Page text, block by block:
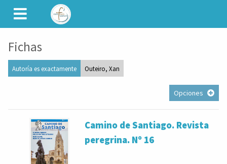
CAMINET
Fichas
Autoría es exactamente Outeiro, Xan
Opciones
Camino de Santiago. Revista
peregrina. Nº 16